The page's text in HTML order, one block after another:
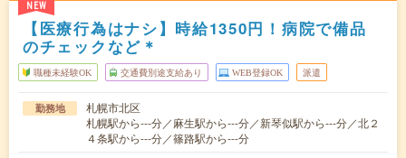
NEW
【医療行為はナシ】時給1350円！病院で備品
のチェックなど＊
職種未経験OK 交通費別途支給あり WEB登録OK 派遣
勤務地
札幌市北区
札幌駅から---分／麻生駅から---分／新琴似駅から---分／北２
４条駅から---分／篠路駅から---分